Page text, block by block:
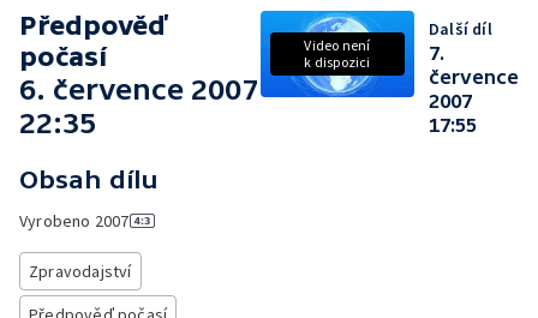
Předpověď
počasí
6. července 2007
22:35
Obsah dílu
Vyrobeno 2007
Zpravodajství
Video není
k dispozici
Další díl
7.
července
2007
17:55